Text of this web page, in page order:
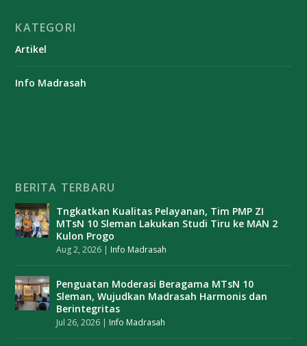
KATEGORI
Artikel
Info Madrasah
BERITA TERBARU
Tngkatkan Kualitas Pelayanan, Tim PMP ZI
MTsN 10 Sleman Lakukan Studi Tiru ke MAN 2
Kulon Progo
Aug 2, 2026 | Info Madrasah
Penguatan Moderasi Beragama MTsN 10
Sleman, Wujudkan Madrasah Harmonis dan
Berintegritas
Jul 26, 2026 | Info Madrasah